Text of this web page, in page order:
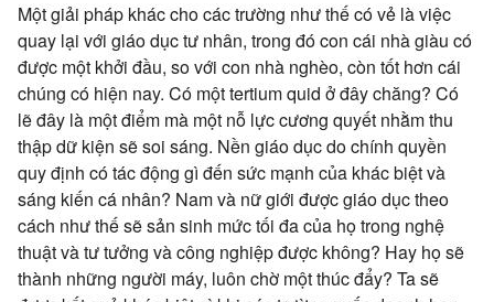
Một giải pháp khác cho các trường như thế có vẻ là việc
quay lại với giáo dục tư nhân, trong đó con cái nhà giàu có
được một khởi đầu, so với con nhà nghèo, còn tốt hơn cái
chúng có hiện nay. Có một tertium quid ở đây chăng? Có
lẽ đây là một điểm mà một nỗ lực cương quyết nhằm thu
thập dữ kiện sẽ soi sáng. Nền giáo dục do chính quyền
quy định có tác động gì đến sức mạnh của khác biệt và
sáng kiến cá nhân? Nam và nữ giới được giáo dục theo
cách như thế sẽ sản sinh mức tối đa của họ trong nghệ
thuật và tư tưởng và công nghiệp được không? Hay họ sẽ
thành những người máy, luôn chờ một thúc đẩy? Ta sẽ